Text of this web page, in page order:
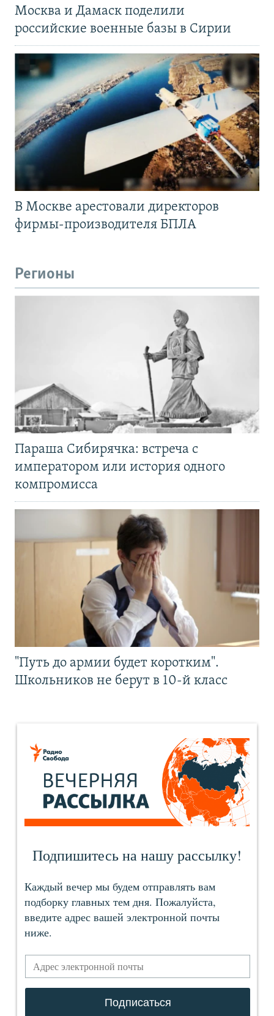
Москва и Дамаск поделили
российские военные базы в Сирии
В Москве арестовали директоров
фирмы-производителя БПЛА
Регионы
Параша Сибирячка: встреча с
императором или история одного
компромисса
"Путь до армии будет коротким".
Школьников не берут в 10-й класс